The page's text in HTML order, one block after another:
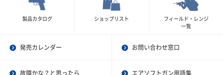
製品カタログ ショップリスト
フィールド・レンジ
一覧
発売カレンダー お問い合わせ窓口
故障かな？と思ったら エアソフトガン用語集